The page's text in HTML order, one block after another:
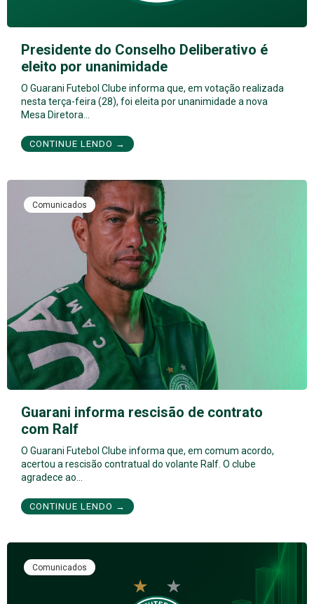
Presidente do Conselho Deliberativo é
eleito por unanimidade
O Guarani Futebol Clube informa que, em votação realizada
nesta terça-feira (28), foi eleita por unanimidade a nova
Mesa Diretora…
CONTINUE LENDO →
Comunicados
Guarani informa rescisão de contrato
com Ralf
O Guarani Futebol Clube informa que, em comum acordo,
acertou a rescisão contratual do volante Ralf. O clube
agradece ao…
CONTINUE LENDO →
Comunicados